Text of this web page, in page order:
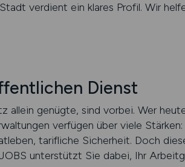
verdient ein klares Profil. Wir
Dienst
allein genügte, sind vorbei. Wer
verfügen über viele
tarifliche Sicherheit. Doch
unterstützt Sie dabei, Ihr